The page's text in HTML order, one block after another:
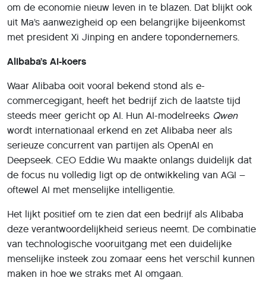
om de economie nieuw leven in te blazen. Dat blijkt ook
uit Ma’s aanwezigheid op een belangrijke bijeenkomst
met president Xi Jinping en andere topondernemers.
Alibaba’s AI-koers
Waar Alibaba ooit vooral bekend stond als e-
commercegigant, heeft het bedrijf zich de laatste tijd
steeds meer gericht op AI. Hun AI-modelreeks Qwen
wordt internationaal erkend en zet Alibaba neer als
serieuze concurrent van partijen als OpenAI en
Deepseek. CEO Eddie Wu maakte onlangs duidelijk dat
de focus nu volledig ligt op de ontwikkeling van AGI –
oftewel AI met menselijke intelligentie.
Het lijkt positief om te zien dat een bedrijf als Alibaba
deze verantwoordelijkheid serieus neemt. De combinatie
van technologische vooruitgang met een duidelijke
menselijke insteek zou zomaar eens het verschil kunnen
maken in hoe we straks met AI omgaan.